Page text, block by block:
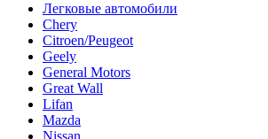
Легковые автомобили
Chery
Citroen/Peugeot
Geely
General Motors
Great Wall
Lifan
Mazda
Nissan